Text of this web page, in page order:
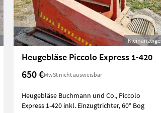
Kleinanzeige
Heugebläse Piccolo Express 1-420
650 €MwSt nicht ausweisbar
Heugebläse Buchmann und Co., Piccolo
Express 1-420 inkl. Einzugtrichter, 60° Bog